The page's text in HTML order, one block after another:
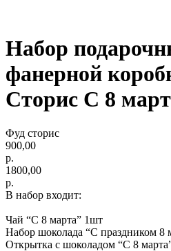
Набор
фанерной
Сторис С 8
Фуд сторис
900,00
р.
1800,00
р.
В набор входит:
Чай “С 8 марта” 1шт
Набор шоколада “С праздником 8
Открытка с шоколадом “С 8